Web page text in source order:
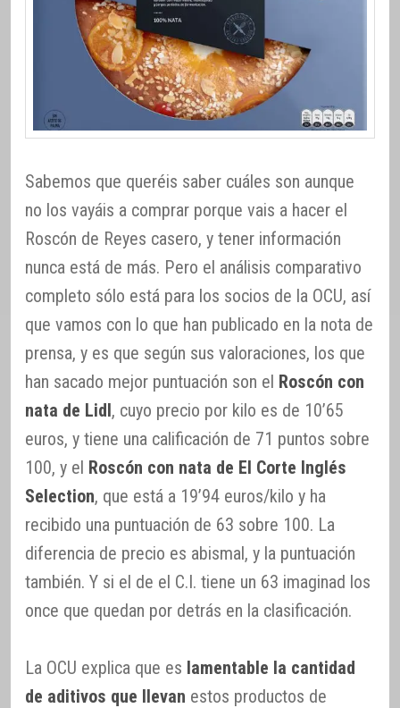
Sabemos que queréis saber cuáles son aunque
no los vayáis a comprar porque vais a hacer el
Roscón de Reyes casero, y tener información
nunca está de más. Pero el análisis comparativo
completo sólo está para los socios de la OCU, así
que vamos con lo que han publicado en la nota de
prensa, y es que según sus valoraciones, los que
han sacado mejor puntuación son el Roscón con
nata de Lidl, cuyo precio por kilo es de 10’65
euros, y tiene una calificación de 71 puntos sobre
100, y el Roscón con nata de El Corte Inglés
Selection, que está a 19’94 euros/kilo y ha
recibido una puntuación de 63 sobre 100. La
diferencia de precio es abismal, y la puntuación
también. Y si el de el C.I. tiene un 63 imaginad los
once que quedan por detrás en la clasificación.
La OCU explica que es lamentable la cantidad
de aditivos que llevan estos productos de